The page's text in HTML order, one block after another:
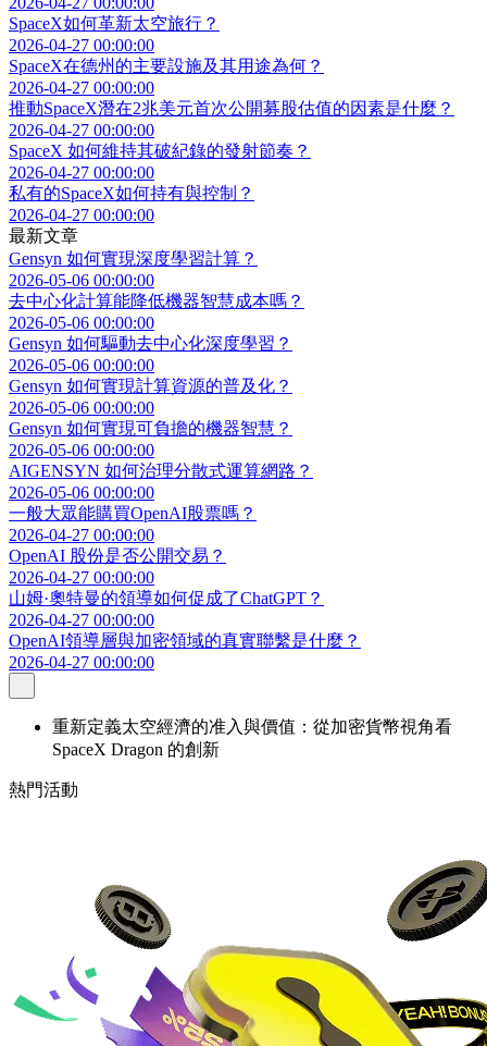
SpaceX如何革新太空旅行？
2026-04-27 00:00:00
SpaceX在德州的主要設施及其用途為何？
2026-04-27 00:00:00
推動SpaceX潛在2兆美元首次公開募股估值的因素是什麼？
2026-04-27 00:00:00
SpaceX 如何維持其破紀錄的發射節奏？
2026-04-27 00:00:00
私有的SpaceX如何持有與控制？
2026-04-27 00:00:00
最新文章
Gensyn 如何實現深度學習計算？
2026-05-06 00:00:00
去中心化計算能降低機器智慧成本嗎？
2026-05-06 00:00:00
Gensyn 如何驅動去中心化深度學習？
2026-05-06 00:00:00
Gensyn 如何實現計算資源的普及化？
2026-05-06 00:00:00
Gensyn 如何實現可負擔的機器智慧？
2026-05-06 00:00:00
AIGENSYN 如何治理分散式運算網路？
2026-05-06 00:00:00
一般大眾能購買OpenAI股票嗎？
2026-04-27 00:00:00
OpenAI 股份是否公開交易？
2026-04-27 00:00:00
山姆·奧特曼的領導如何促成了ChatGPT？
2026-04-27 00:00:00
OpenAI領導層與加密領域的真實聯繫是什麼？
2026-04-27 00:00:00
重新定義太空經濟的准入與價值：從加密貨幣視角看
SpaceX Dragon 的創新
熱門活動